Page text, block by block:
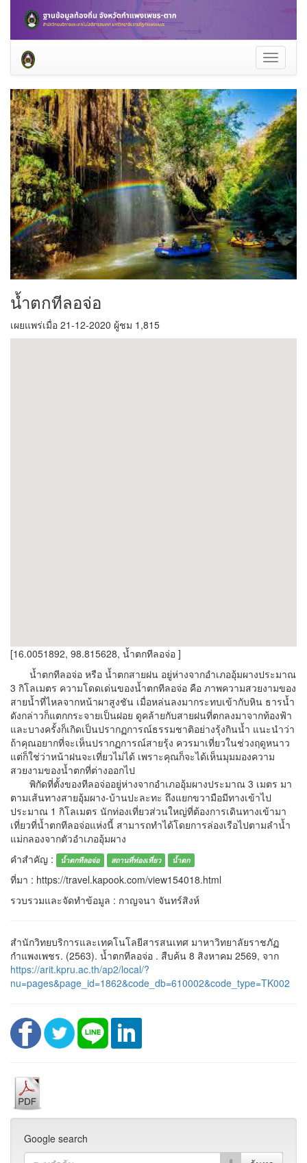
Toggle
น้ำตกทีลอจ่อ
เผยแพร่เมื่อ 21-12-2020 ผู้ชม 1,815
[16.0051892, 98.815628, น้ำตกทีลอจ่อ ]
น้ำตกทีลอจ่อ หรือ น้ำตกสายฝน อยู่ห่างจากอำเภออุ้มผางประมาณ
3 กิโลเมตร ความโดดเด่นของน้ำตกทีลอจ่อ คือ ภาพความสวยงามของ
สายน้ำที่ไหลจากหน้าผาสูงชัน เมื่อหล่นลงมากระทบเข้ากับหิน ธารน้ำ
ดังกล่าวก็แตกกระจายเป็นฝอย ดูคล้ายกับสายฝนที่ตกลงมาจากท้องฟ้า
และบางครั้งก็เกิดเป็นปรากฏการณ์ธรรมชาติอย่างรุ้งกินน้ำ แนะนำว่า
ถ้าคุณอยากที่จะเห็นปรากฏการณ์สายรุ้ง ควรมาเที่ยวในช่วงฤดูหนาว
แต่ก็ใช่ว่าหน้าฝนจะเที่ยวไม่ได้ เพราะคุณก็จะได้เห็นมุมมองความ
สวยงามของน้ำตกที่ต่างออกไป
พิกัดที่ตั้งของทีลอจ่ออยู่ห่างจากอำเภออุ้มผางประมาณ 3 เมตร มา
ตามเส้นทางสายอุ้มผาง-บ้านปะละทะ ถึงแยกขวามือมีทางเข้าไป
ประมาณ 1 กิโลเมตร นักท่องเที่ยวส่วนใหญ่ที่ต้องการเดินทางเข้ามา
เที่ยวที่น้ำตกทีลอจ่อแห่งนี้ สามารถทำได้โดยการล่องเรือไปตามลำน้ำ
แม่กลองจากตัวอำเภออุ้มผาง
คำสำคัญ :
น้ำตกทีลอจ่อ สถานที่ท่องเที่ยว น้ำตก
ที่มา : https://travel.kapook.com/view154018.html
รวบรวมและจัดทำข้อมูล : กาญจนา จันทร์สิงห์
สำนักวิทยบริการและเทคโนโลยีสารสนเทศ มาหาวิทยาลัยราชภัฏ
กำแพงเพชร. (2563). น้ำตกทีลอจ่อ . สืบค้น 8 สิงหาคม 2569, จาก
https://arit.kpru.ac.th/ap2/local/?
nu=pages&page_id=1862&code_db=610002&code_type=TK002
Google search